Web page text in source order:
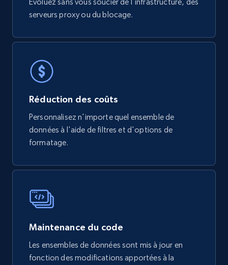
Évoluez sans vous soucier de l'infrastructure, des
serveurs proxy ou du blocage.
Réduction des coûts
Personnalisez n'importe quel ensemble de
données à l'aide de filtres et d'options de
formatage.
Maintenance du code
Les ensembles de données sont mis à jour en
fonction des modifications apportées à la